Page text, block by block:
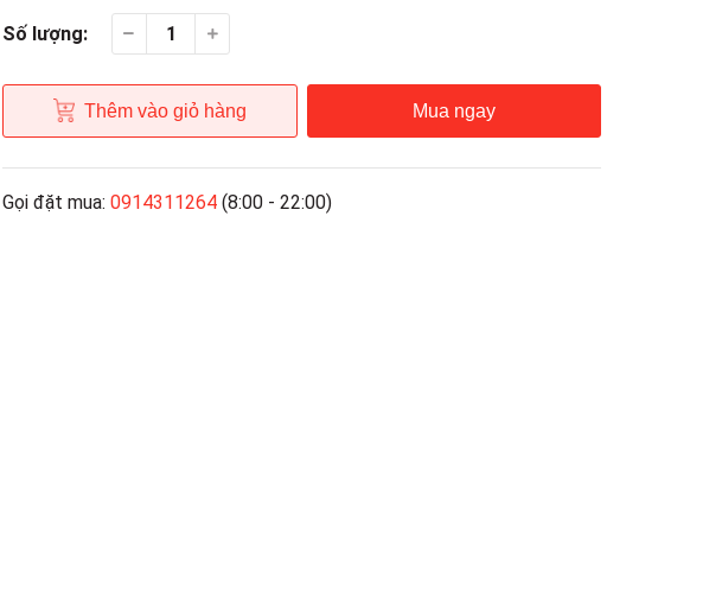
Số lượng:
Thêm vào giỏ hàng Mua ngay
Gọi đặt mua: 0914311264 (8:00 - 22:00)